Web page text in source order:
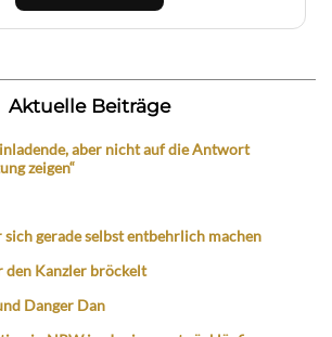
Aktuelle Beiträge
aber nicht auf die Antwort
zeigen“
sich gerade selbst entbehrlich machen
den Kanzler bröckelt
Danger Dan